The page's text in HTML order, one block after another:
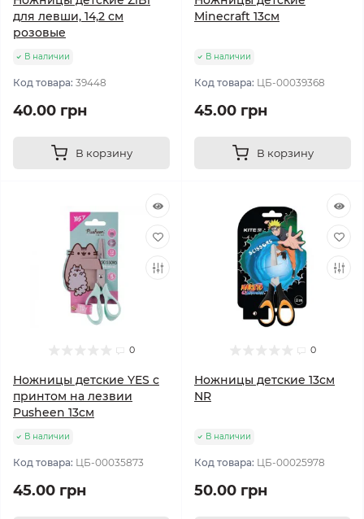
для левши, 14,2 см
розовые
В наличии
Код товара: 39448
40.00 грн
В корзину
Minecraft 13см
В наличии
Код товара: ЦБ-00039368
45.00 грн
В корзину
0
Ножницы детские YES с
принтом на лезвии
Pusheen 13см
В наличии
Код товара: ЦБ-00035873
45.00 грн
0
Ножницы детские 13см
NR
В наличии
Код товара: ЦБ-00025978
50.00 грн